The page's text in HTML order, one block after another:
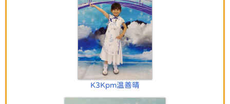
K3Kpm温善晴